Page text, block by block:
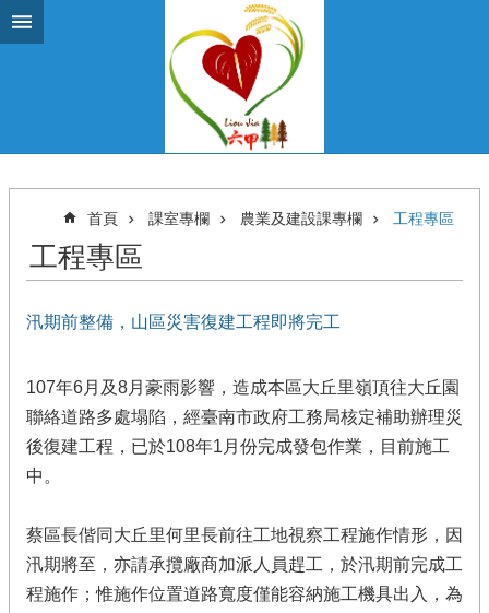
跳到主要內容區塊
首頁 課室專欄 農業及建設課專欄 工程專區
工程專區
汛期前整備，山區災害復建工程即將完工
107年6月及8月豪雨影響，造成本區大丘里嶺頂往大丘園
聯絡道路多處塌陷，經臺南市政府工務局核定補助辦理災
後復建工程，已於108年1月份完成發包作業，目前施工
中。
蔡區長偕同大丘里何里長前往工地視察工程施作情形，因
汛期將至，亦請承攬廠商加派人員趕工，於汛期前完成工
程施作；惟施作位置道路寬度僅能容納施工機具出入，為